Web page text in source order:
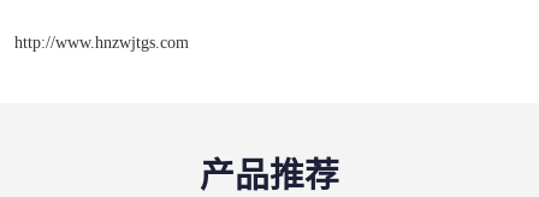
http://www.hnzwjtgs.com
产品推荐